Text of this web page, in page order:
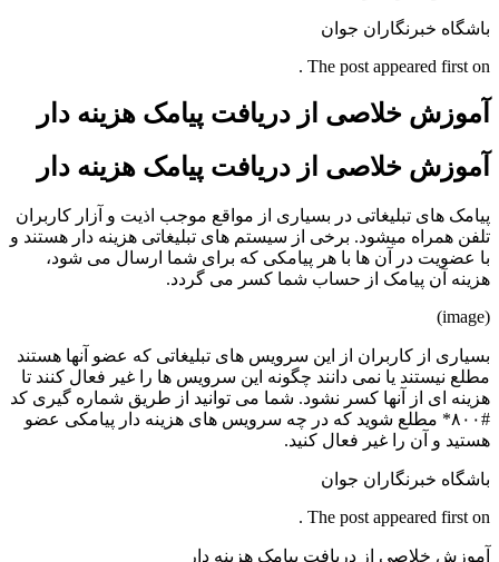
باشگاه خبرنگاران جوان
The post appeared first on .
آموزش خلاصی از دریافت پیامک هزینه دار
آموزش خلاصی از دریافت پیامک هزینه دار
پیامک های تبلیغاتی در بسیاری از مواقع موجب اذیت و آزار کاربران
تلفن همراه میشود. برخی از سیستم های تبلیغاتی هزینه دار هستند و
با عضویت در آن ها با هر پیامکی که برای شما ارسال می شود،
هزینه آن پیامک از حساب شما کسر می گردد.
(image)
بسیاری از کاربران از این سرویس های تبلیغاتی که عضو آنها هستند
مطلع نیستند یا نمی دانند چگونه این سرویس ها را غیر فعال کنند تا
هزینه ای از آنها کسر نشود. شما می توانید از طریق شماره گیری کد
#۸۰۰* مطلع شوید که در چه سرویس های هزینه دار پیامکی عضو
هستید و آن را غیر فعال کنید.
باشگاه خبرنگاران جوان
The post appeared first on .
آموزش خلاصی از دریافت پیامک هزینه دار